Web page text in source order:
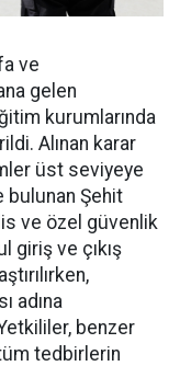
ve
gelen
kurumlarında
Alınan karar
üst seviyeye
bulunan Şehit
ve özel güvenlik
giriş ve çıkış
adına
benzer
tedbirlerin